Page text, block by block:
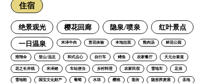
住宿
绝景观光 樱花回廊 隐泉/喷泉 红叶景点
一日温泉 米泽牛肉 赏花体验 本地拉面 熊肉汤 鲜花公园
滑翔伞 登山/远足 和式点心 自行车 鳟鱼 农家餐厅 天元台索道
花之长井线 米泽鲤 车站便当 乡村料理 农家民宿 雪地车 足浴
雪地鞋 国宝文化财产 葡萄 水坝 樱桃 逛街 隐形荞麦屋 圣地